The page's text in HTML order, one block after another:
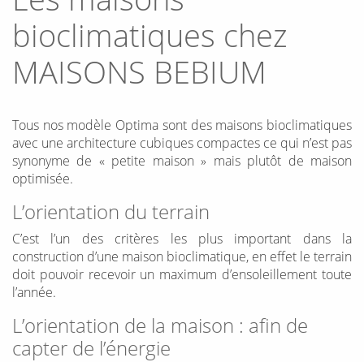
bioclimatiques chez
MAISONS BEBIUM
Tous nos modèle Optima sont des maisons bioclimatiques
avec une architecture cubiques compactes ce qui n’est pas
synonyme de « petite maison » mais plutôt de maison
optimisée.
L’orientation du terrain
C’est l’un des critères les plus important dans la
construction d’une maison bioclimatique, en effet le terrain
doit pouvoir recevoir un maximum d’ensoleillement toute
l’année.
L’orientation de la maison : afin de
capter de l’énergie